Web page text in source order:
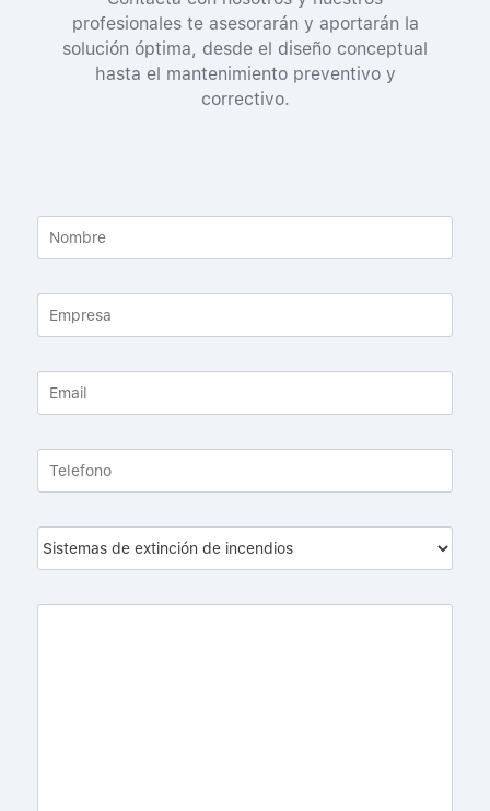
profesionales te asesorarán y aportarán la
solución óptima, desde el diseño conceptual
hasta el mantenimiento preventivo y
correctivo.